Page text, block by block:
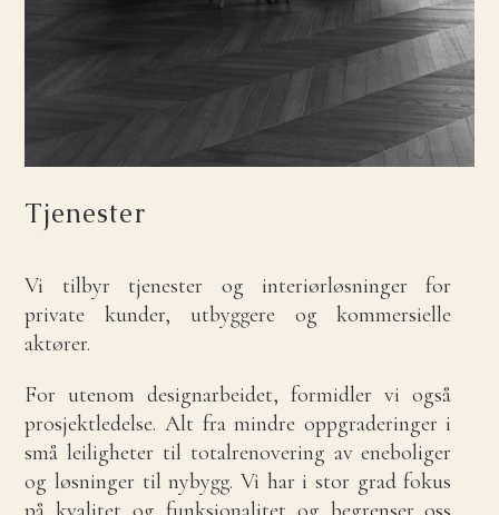
Tjenester
Vi tilbyr tjenester og interiørløsninger for
private kunder, utbyggere og kommersielle
aktører.
For utenom designarbeidet, formidler vi også
prosjektledelse. Alt fra mindre oppgraderinger i
små leiligheter til totalrenovering av eneboliger
og løsninger til nybygg. Vi har i stor grad fokus